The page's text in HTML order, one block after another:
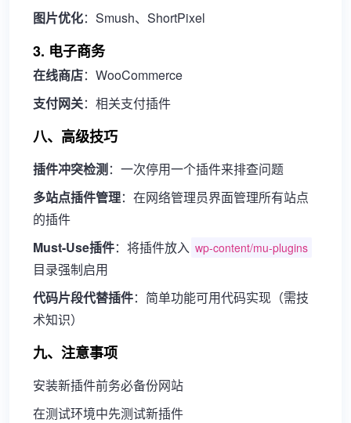
图片优化：Smush、ShortPixel
3. 电子商务
在线商店：WooCommerce
支付网关：相关支付插件
八、高级技巧
插件冲突检测：一次停用一个插件来排查问题
多站点插件管理：在网络管理员界面管理所有站点
的插件
Must-Use插件：将插件放入 wp-content/mu-plugins
目录强制启用
代码片段代替插件：简单功能可用代码实现（需技
术知识）
九、注意事项
安装新插件前务必备份网站
在测试环境中先测试新插件